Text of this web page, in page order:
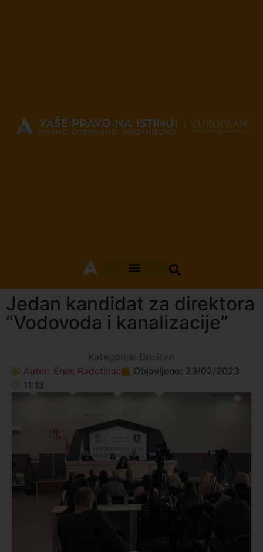
Jedan kandidat za direktora
“Vodovoda i kanalizacije”
Kategorija: Društvo
Autor: Enes Radetinac Objavljeno: 23/02/2023
11:13